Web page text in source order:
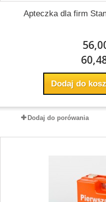
Apteczka dla firm
Dodaj do
Dodaj do porówania